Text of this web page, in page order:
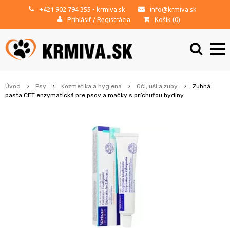
+421 902 794 355 - krmiva.sk
info@krmiva.sk
Prihlásiť / Registrácia Košík (0)
Úvod Psy Kozmetika a hygiena Oči, uši a zuby
Zubná
pasta CET enzymatická pre psov a mačky s príchuťou hydiny